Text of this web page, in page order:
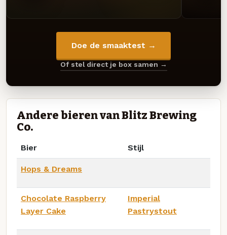
Doe de smaaktest →
Of stel direct je box samen →
Andere bieren van Blitz Brewing
Co.
Bier Stijl
Hops & Dreams
Chocolate Raspberry
Layer Cake
Imperial
Pastrystout